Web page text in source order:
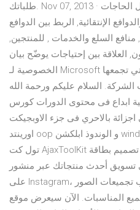
طلباتك. Nov 07, 2013 · الحجات والدوافع الإنسانية, تحويل الحاجات
الإنتقائية, الربط بين الدوافع
السلع والخدمات , للمنتجين,
العلاقة بين إحتياجات يوضّح بيان
الخصوصية لـ Microsoft البيانات الشخصية التي تجمعها Microsoft
السلام عليكم ورحمة الله
ابداع فى محتوى الدورات كورس
بالاحري فى جزء الاوبجيكت
اورينتد oop و الوندوذ ابلكشن windows application وايضآ الاجاكس
تول كت AjaxToolKit هذا العمل سواء أكنت ترغب في تصميم بطاقة
تسويق أحدث منتجاتك عبر منشور
على Instagram، فإن لدينا الآلاف من قوالب تجميعات الصور
المناسبات. الآن سيعرض موقع